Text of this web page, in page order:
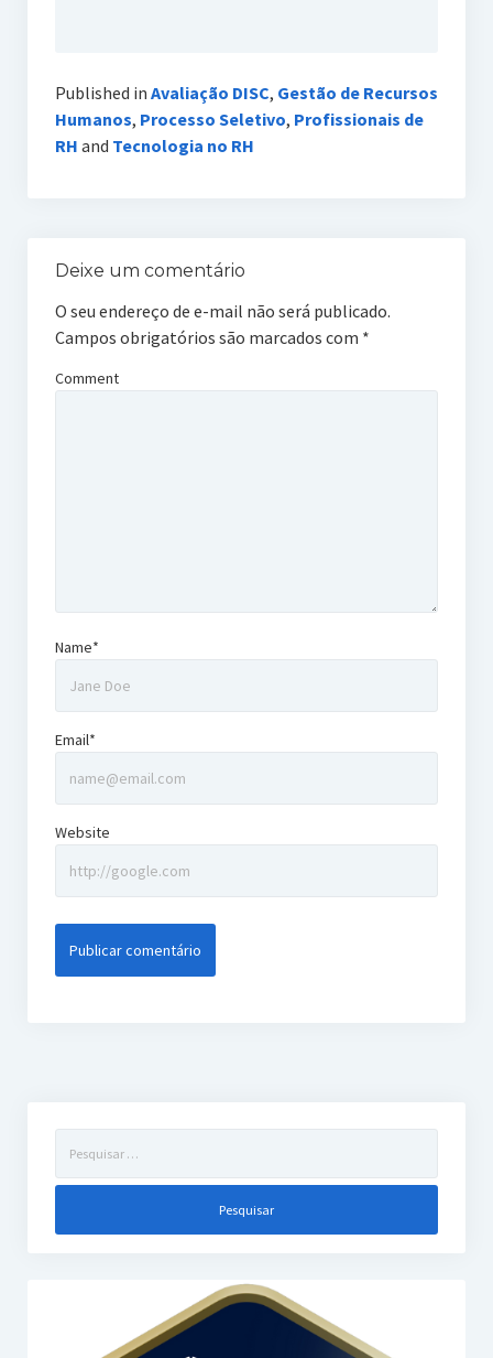
Published in Avaliação DISC, Gestão de Recursos
Humanos, Processo Seletivo, Profissionais de
RH and Tecnologia no RH
Deixe um comentário
O seu endereço de e-mail não será publicado.
Campos obrigatórios são marcados com *
Comment
Name*
Email*
Website
por: